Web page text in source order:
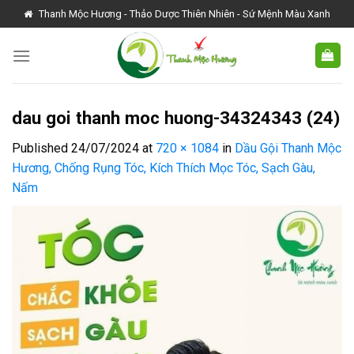
Skip
to
content
Thanh Mộc Hương - Thảo Dược Thiên Nhiên - Sứ Mệnh Màu Xanh
dau goi thanh moc huong-34324343 (24)
Published 24/07/2024 at 720 × 1084 in Dầu Gội Thanh Mộc
Hương, Chống Rụng Tóc, Kích Thích Mọc Tóc, Sạch Gàu,
Nấm